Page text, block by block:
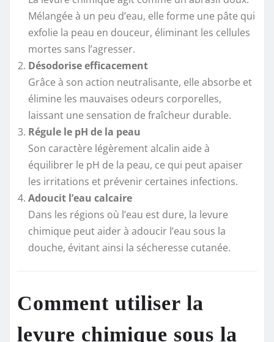
Mélangée à un peu d’eau, elle forme une pâte qui
exfolie la peau en douceur, éliminant les cellules
mortes sans l’agresser.
Désodorise efficacement
Grâce à son action neutralisante, elle absorbe et
élimine les mauvaises odeurs corporelles,
laissant une sensation de fraîcheur durable.
Régule le pH de la peau
Son caractère légèrement alcalin aide à
équilibrer le pH de la peau, ce qui peut apaiser
les irritations et prévenir certaines infections.
Adoucit l’eau calcaire
Dans les régions où l’eau est dure, la levure
chimique peut aider à adoucir l’eau sous la
douche, évitant ainsi la sécheresse cutanée.
Comment utiliser la
levure chimique sous la